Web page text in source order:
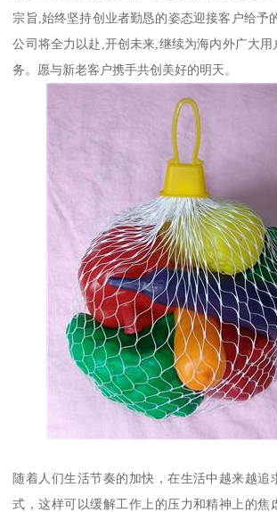
宗旨,始终坚持创业者勤恳的姿态迎接客户给予
公司将全力以赴,开创未来,继续为海内外广大用
务。愿与新老客户携手共创美好的明天。
随着人们生活节奏的加快，在生活中越来越追
式，这样可以缓解工作上的压力和精神上的焦